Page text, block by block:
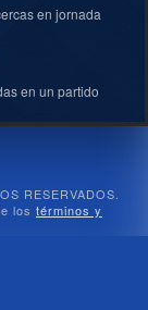
en jornada
en un partido
RESERVADOS.
los términos y